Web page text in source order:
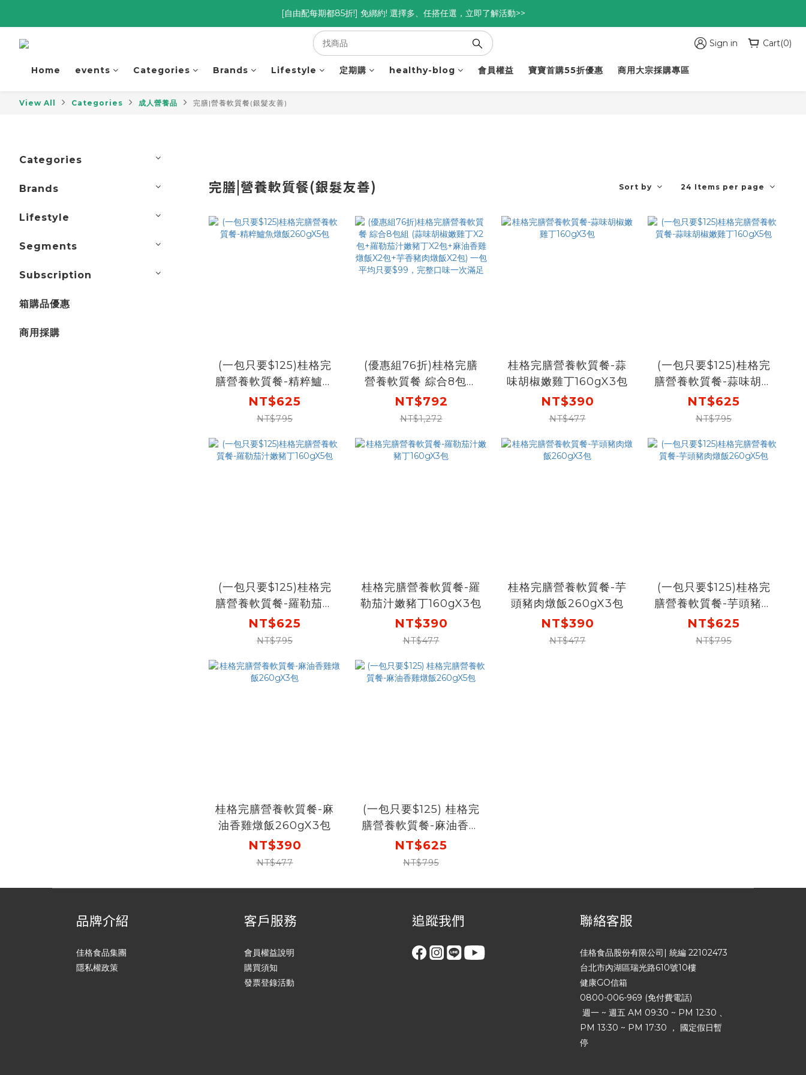
優惠碼<go300> $3,000折$300  優惠碼<go88> $5,000享88折
[自由配每期都85折!] 免綁約! 選擇多、任搭任選，立即了解活動>>
優惠碼<go300> $3,000折$300  優惠碼<go88> $5,000享88折 Sign in Cart(0)
Home events Categories Brands Lifestyle 定期購 healthy-blog 會員權益 寶寶首購55折優惠 商用大宗採購專區
View All Categories 成人營養品 完膳|營養軟質餐(銀髮友善)
Categories
Brands
Lifestyle
Segments
Subscription
箱購品優惠
商用採購
完膳|營養軟質餐(銀髮友善) Sort by 24 Items per page
(一包只要$125)桂格完
膳營養軟質餐-精粹鱸魚
燉飯260gX5包
NT$625
NT$795
(優惠組76折)桂格完膳
營養軟質餐 綜合8包組
(蒜味胡椒嫩雞丁X2包
+羅勒茄汁嫩豬丁X2包
香豬肉燉飯X2包) 一包
平均只要$99，完整口
NT$792
NT$1,272
桂格完膳營養軟質餐-蒜
味胡椒嫩雞丁160gX3包
NT$390
NT$477
(一包只要$125)桂格完
膳營養軟質餐-蒜味胡椒
嫩雞丁160gX5包
NT$625
NT$795
(一包只要$125)桂格完
膳營養軟質餐-羅勒茄汁
嫩豬丁160gX5包
NT$625
NT$795
桂格完膳營養軟質餐-羅
勒茄汁嫩豬丁160gX3包
NT$390
NT$477
桂格完膳營養軟質餐-芋
頭豬肉燉飯260gX3包
NT$390
NT$477
(一包只要$125)桂格完
膳營養軟質餐-芋頭豬肉
燉飯260gX5包
NT$625
NT$795
桂格完膳營養軟質餐-麻
油香雞燉飯260gX3包
NT$390
NT$477
(一包只要$125) 桂格完
膳營養軟質餐-麻油香雞
燉飯260gX5包
NT$625
NT$795
品牌介紹
佳格食品集團
隱私權政策
客戶服務
會員權益說明
購買須知
發票登錄活動
追蹤我們 聯絡客服
佳格食品股份有限公司| 統編 22102473
台北市內湖區瑞光路610號10樓
健康GO信箱
0800-006-969 (免付費電話)
週一 ~ 週五 AM 09:30 ~ PM 12:30 、
PM 13:30 ~ PM 17:30 ， 國定假日暫
停